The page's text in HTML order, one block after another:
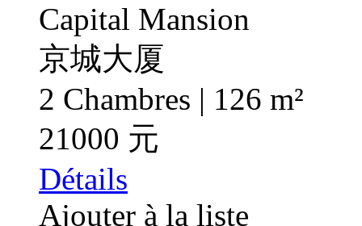
Capital Mansion
京城大厦
2 Chambres | 126 m²
21000 元
Détails
Ajouter à la liste